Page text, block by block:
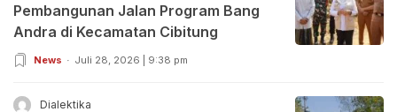
Pembangunan Jalan Program Bang
Andra di Kecamatan Cibitung
News Juli 28, 2026 | 9:38 pm
Dialektika